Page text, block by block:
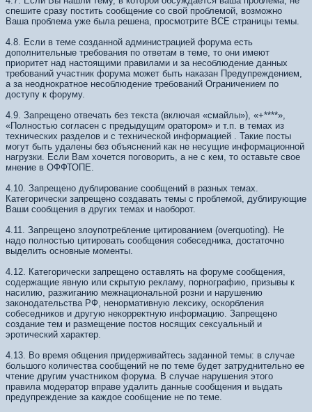
спешите сразу постить сообщение со свой проблемой, возможно
Ваша проблема уже была решена, просмотрите ВСЕ страницы темы.
4.8. Если в теме созданной администрацией форума есть
дополнительные требования по ответам в теме, то они имеют
приоритет над настоящими правилами и за несоблюдение данных
требований участник форума может быть наказан Предупреждением,
а за неоднократное несоблюдение требований Ограничением по
доступу к форуму.
4.9. Запрещено отвечать без текста (включая «смайлы»), «+****»,
«Полностью согласен с предыдущим оратором» и т.п. в темах из
технических разделов и с технической информацией . Такие посты
могут быть удалены без объяснений как не несущие информационной
нагрузки. Если Вам хочется поговорить, а не с кем, то оставьте свое
мнение в ОФФТОПЕ.
4.10. Запрещено дублирование сообщений в разных темах.
Категорически запрещено создавать темы с проблемой, дублирующие
Ваши сообщения в других темах и наоборот.
4.11. Запрещено злоупотребление цитированием (overquoting). Не
надо полностью цитировать сообщения собеседника, достаточно
выделить основные моменты.
4.12. Категорически запрещено оставлять на форуме сообщения,
содержащие явную или скрытую рекламу, порнографию, призывы к
насилию, разжиганию межнациональной розни и нарушению
законодательства РФ, ненормативную лексику, оскорбления
собеседников и другую некорректную информацию. Запрещено
создание тем и размещение постов носящих сексуальный и
эротический характер.
4.13. Во время общения придерживайтесь заданной темы: в случае
большого количества сообщений не по теме будет затруднительно ее
чтение другим участником форума. В случае нарушения этого
правила модератор вправе удалить данные сообщения и выдать
предупреждение за каждое сообщение не по теме.